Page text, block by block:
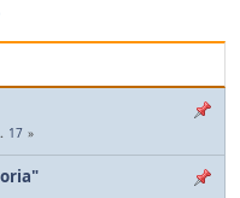
17